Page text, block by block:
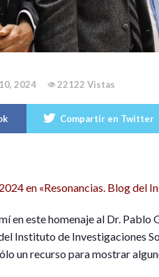
2024 22122 Vistas
Compartir en Twitter
en «Resonancias. Blog del
en este homenaje al Dr. Pablo
Instituto de Investigaciones
un recurso para mostrar